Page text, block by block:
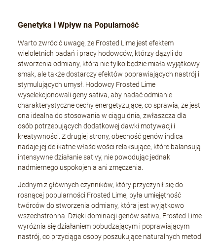
+Speed Auto
19,80 zł
DO KOSZYKA
Genetyka i Wpływ na Popularność
Warto zwrócić uwagę, że Frosted Lime jest efektem
wieloletnich badań i pracy hodowców, którzy dążyli do
stworzenia odmiany, która nie tylko będzie miała wyjątkowy
smak, ale także dostarczy efektów poprawiających nastrój i
stymulujących umysł. Hodowcy Frosted Lime
wyselekcjonowali geny sativa, aby nadać odmianie
charakterystyczne cechy energetyzujące, co sprawia, że jest
ona idealna do stosowania w ciągu dnia, zwłaszcza dla
osób potrzebujących dodatkowej dawki motywacji i
kreatywności. Z drugiej strony, obecność genów indica
nadaje jej delikatne właściwości relaksujące, które balansują
intensywne działanie sativy, nie powodując jednak
nadmiernego uspokojenia ani zmęczenia.
Jednym z głównych czynników, który przyczynił się do
rosnącej popularności Frosted Lime, była umiejętność
twórców do stworzenia odmiany, która jest wyjątkowo
wszechstronna. Dzięki dominacji genów sativa, Frosted Lime
wyróżnia się działaniem pobudzającym i poprawiającym
nastrój, co przyciąga osoby poszukujące naturalnych metod